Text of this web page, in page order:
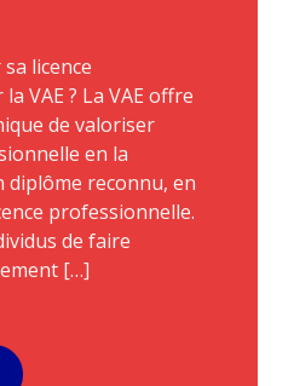
licence
VAE ? La VAE offre
de valoriser
en la
reconnu, en
professionnelle.
de faire
[…]